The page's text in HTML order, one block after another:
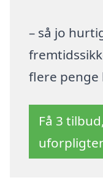
– så jo
flere penge
Få 3